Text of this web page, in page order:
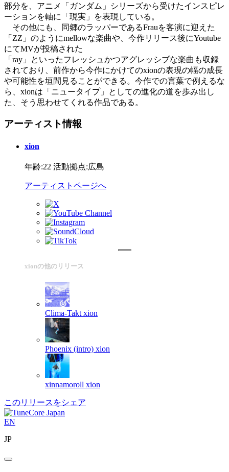
部分を、アニメ「ガンダム」シリーズから受けたインスピレ
ーションを軸に「現実」を表現している。
その他にも、同郷のラッパーであるFrauを客演に迎えた
「ZZ」のようにmellowな楽曲や、今作リリース後にYoutube
にてMVが投稿された
「ray」といったフレッシュかつアグレッシブな楽曲も収録
されており、前作から今作にかけてのxionの表現の幅の成長
や可能性を垣間見ることができる。今作での言葉で例えるな
ら、xionは「ニュータイプ」としての進化の道を歩み出し
た、そう思わせてくれる作品である。
アーティスト情報
xion
年齢:22 活動拠点:広島
アーティストページへ
xionの他のリリース
Clima-Takt xion
Phoenix (intro) xion
xinnamoroll xion
このリリースをシェア
EN
JP